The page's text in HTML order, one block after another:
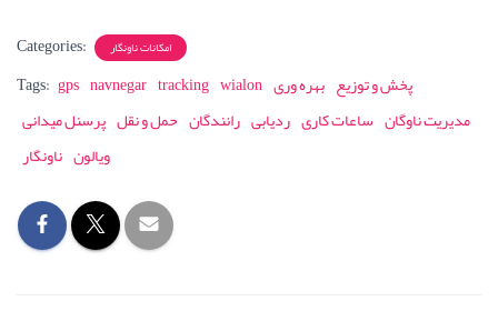
Categories: امکانات ناونگار
Tags: gps navnegar tracking wialon بهره وری پخش و توزیع
پرسنل میدانی حمل و نقل رانندگان ردیابی ساعات کاری مدیریت ناوگان
ناونگار ویالون